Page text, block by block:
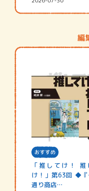
編
おすすめ
「推してけ！ 推
け！」第63回 ◆『
通り商店…